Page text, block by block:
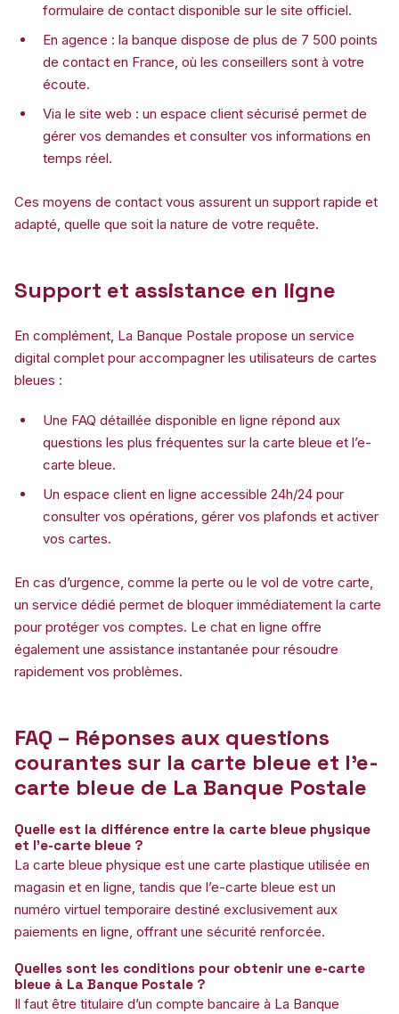
formulaire de contact disponible sur le site officiel.
En agence : la banque dispose de plus de 7 500 points
de contact en France, où les conseillers sont à votre
écoute.
Via le site web : un espace client sécurisé permet de
gérer vos demandes et consulter vos informations en
temps réel.
Ces moyens de contact vous assurent un support rapide et
adapté, quelle que soit la nature de votre requête.
Support et assistance en ligne
En complément, La Banque Postale propose un service
digital complet pour accompagner les utilisateurs de cartes
bleues :
Une FAQ détaillée disponible en ligne répond aux
questions les plus fréquentes sur la carte bleue et l’e-
carte bleue.
Un espace client en ligne accessible 24h/24 pour
consulter vos opérations, gérer vos plafonds et activer
vos cartes.
En cas d’urgence, comme la perte ou le vol de votre carte,
un service dédié permet de bloquer immédiatement la carte
pour protéger vos comptes. Le chat en ligne offre
également une assistance instantanée pour résoudre
rapidement vos problèmes.
FAQ – Réponses aux questions
courantes sur la carte bleue et l’e-
carte bleue de La Banque Postale
Quelle est la différence entre la carte bleue physique
et l’e-carte bleue ?
La carte bleue physique est une carte plastique utilisée en
magasin et en ligne, tandis que l’e-carte bleue est un
numéro virtuel temporaire destiné exclusivement aux
paiements en ligne, offrant une sécurité renforcée.
Quelles sont les conditions pour obtenir une e-carte
bleue à La Banque Postale ?
Il faut être titulaire d’un compte bancaire à La Banque